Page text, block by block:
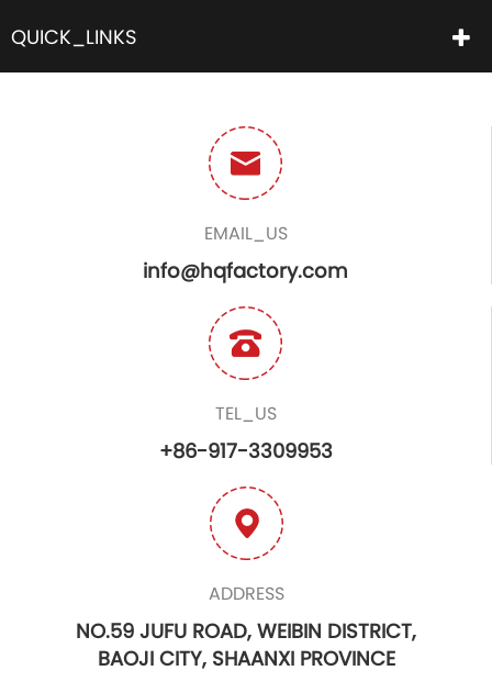
QUICK_LINKS
EMAIL_US
info@hqfactory.com
TEL_US
+86-917-3309953
ADDRESS
NO.59 JUFU ROAD, WEIBIN DISTRICT,
BAOJI CITY, SHAANXI PROVINCE